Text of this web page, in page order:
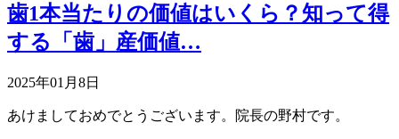
歯1本当たりの価値はいくら？知って得
する「歯」産価値…
2025年01月8日
あけましておめでとうございます。院長の野村です。